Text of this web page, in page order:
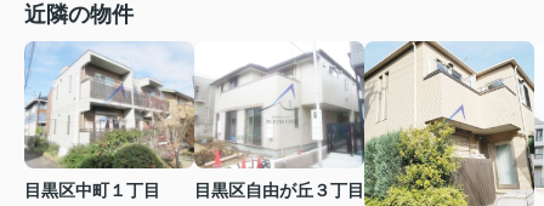
近隣の物件
目黒区中町１丁目
目黒区自由が丘３丁目